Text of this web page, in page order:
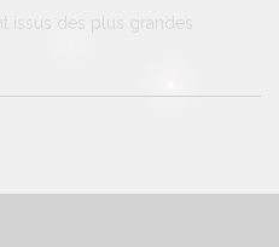
issus des plus grandes